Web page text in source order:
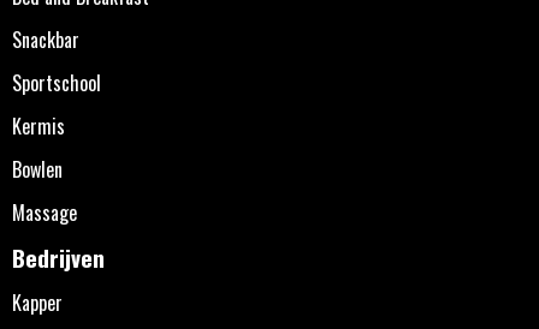
Snackbar
Sportschool
Kermis
Bowlen
Massage
Bedrijven
Kapper